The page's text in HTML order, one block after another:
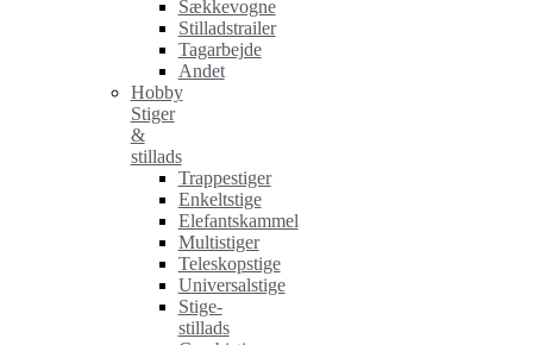
Sækkevogne
Stilladstrailer
Tagarbejde
Andet
Hobby
Stiger
&
stillads
Trappestiger
Enkeltstige
Elefantskammel
Multistiger
Teleskopstige
Universalstige
Stige-
stillads